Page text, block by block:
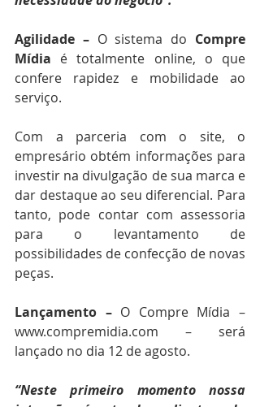
Agilidade – O sistema do Compre
Mídia é totalmente online, o que
confere rapidez e mobilidade ao
serviço.
Com a parceria com o site, o
empresário obtém informações para
investir na divulgação de sua marca e
dar destaque ao seu diferencial. Para
tanto, pode contar com assessoria
para o levantamento de
possibilidades de confecção de novas
peças.
Lançamento – O Compre Mídia –
www.compremidia.com – será
lançado no dia 12 de agosto.
“Neste primeiro momento nossa